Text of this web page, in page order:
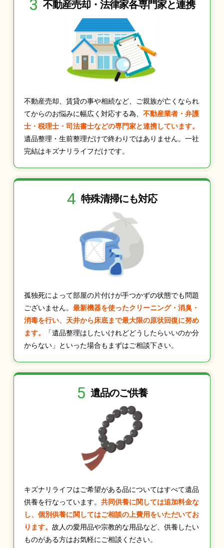
3 不動産売却・法律家各専門家と連携
不動産売却、賃貸の事や相続など、ご親族が亡くなられ
てからのお悩みに幅広く対応する為、 不動産業者・弁護
士・税理士・司法書士などの専門家と連携しています。
遺品整理・生前整理だけで終わりではありません。一社
完結はキズナリライフだけです。
4 特殊清掃にも対応
孤独死によって部屋の片付けが手つかずの状態でも問題
ございません。 最新機器を使ったクリーニング・消臭・
消毒を行い、天井から床底まで最大限の原状回復に努め
ます。
「遺品整理はしたいけれどどうしたらいいのか分
からない」といった場合もまずはご相談下さい。
5 遺品のご供養
キズナリライフはご希望がある品についてはすべて遺品
供養を行なっています。 共同供養に関しては追加料金な
し、個別供養に関してはご相談の上費用をいただいてお
ります。 故人の愛用品や宗教的な用品など、供養したい
ものがある方はお気軽にご相談ください。